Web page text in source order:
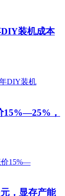
装机成本
15%—25%，
，显存产能